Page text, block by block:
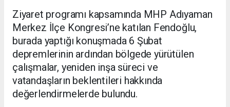
Ziyaret programı kapsamında MHP Adıyaman
Merkez İlçe Kongresi’ne katılan Fendoğlu,
burada yaptığı konuşmada 6 Şubat
depremlerinin ardından bölgede yürütülen
çalışmalar, yeniden inşa süreci ve
vatandaşların beklentileri hakkında
değerlendirmelerde bulundu.